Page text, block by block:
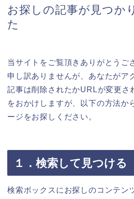
お探しの記事が見つか
た
当サイトをご覧頂きありがとうご
申し訳ありませんが、あなたがア
記事は削除されたかURLが変更さ
をおかけしますが、以下の方法か
ージをお探しください。
１．検索して見つける
検索ボックスにお探しのコンテン